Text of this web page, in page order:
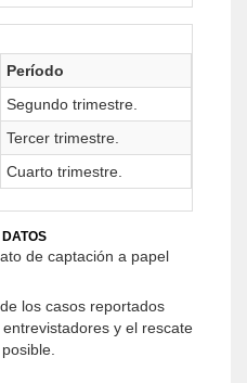
Período
Segundo trimestre.
Tercer trimestre.
Cuarto trimestre.
de captación a papel
los casos reportados
y el rescate